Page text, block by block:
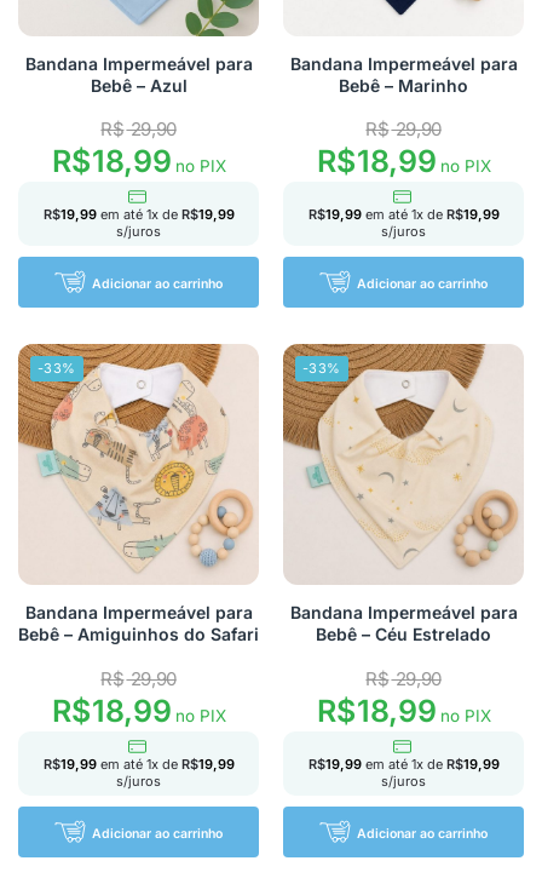
Bandana Impermeável para
Bebê – Azul
R$29,90
R$18,99no PIX
R$19,99 em até 1x de R$19,99
s/juros
Adicionar ao carrinho
Bandana Impermeável para
Bebê – Marinho
R$29,90
R$18,99no PIX
R$19,99 em até 1x de R$19,99
s/juros
Adicionar ao carrinho
-33%
Bandana Impermeável para
Bebê – Amiguinhos do Safari
R$29,90
R$18,99no PIX
R$19,99 em até 1x de R$19,99
s/juros
Adicionar ao carrinho
-33%
Bandana Impermeável para
Bebê – Céu Estrelado
R$29,90
R$18,99no PIX
R$19,99 em até 1x de R$19,99
s/juros
Adicionar ao carrinho